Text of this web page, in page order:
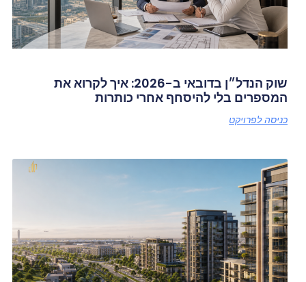
שוק הנדל״ן בדובאי ב-2026: איך לקרוא את
המספרים בלי להיסחף אחרי כותרות
כניסה לפרויקט